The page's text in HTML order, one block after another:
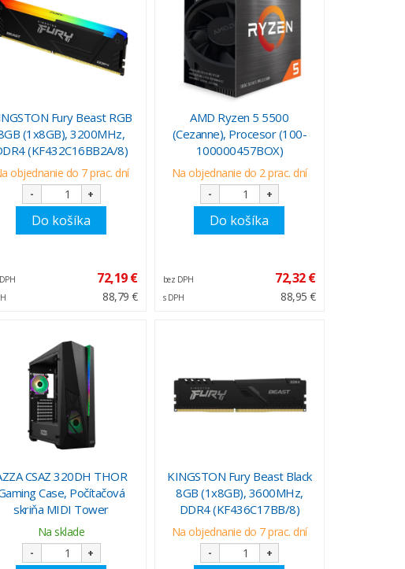
Fury Beast RGB
(1x8GB), 3200MHz,
(KF432C16BB2A/8)
objednanie do 7 prac. dní
- +
Do košíka
72,19 €
88,79 €
AMD Ryzen 5 5500
(Cezanne), Procesor (100-
100000457BOX)
Na objednanie do 2 prac. dní
- +
Do košíka
bez DPH 72,32 €
s DPH 88,95 €
CSAZ 320DH THOR
Case, Počítačová
skriňa MIDI Tower
Na sklade
- +
KINGSTON Fury Beast Black
8GB (1x8GB), 3600MHz,
DDR4 (KF436C17BB/8)
Na objednanie do 7 prac. dní
- +